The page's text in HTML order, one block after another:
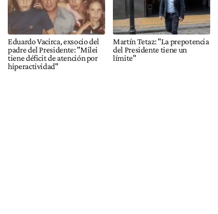
Eduardo Vacirca, exsocio del
padre del Presidente: "Milei
tiene déficit de atención por
hiperactividad"
Martín Tetaz: "La prepotencia
del Presidente tiene un
límite"